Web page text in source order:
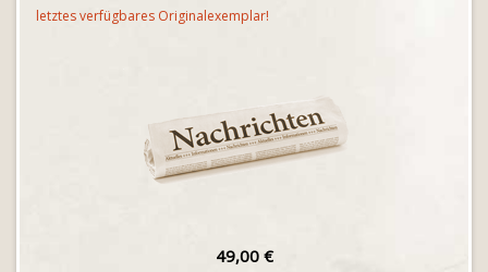
letztes verfügbares Originalexemplar!
49,00 €